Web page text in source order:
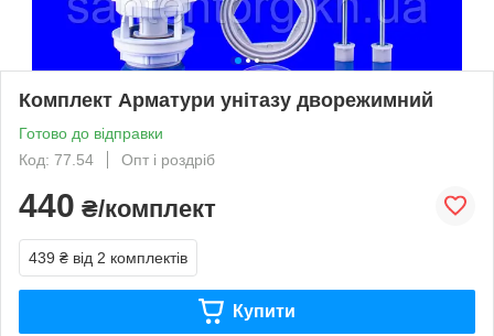
Комплект Арматури унітазу дворежимний
Готово до відправки
Код: 77.54
Опт і роздріб
440 ₴/комплект
439 ₴ від 2 комплектів
Купити